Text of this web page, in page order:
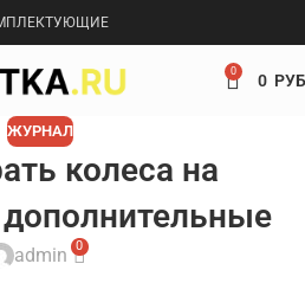
0 0
ЖУРНАЛ
колеса на
admin 0